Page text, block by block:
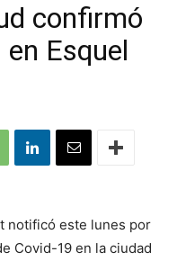
confirmó
Esquel
notificó este lunes por
Covid-19 en la ciudad